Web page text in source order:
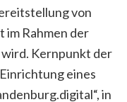
von
im Rahmen der
Kernpunkt der
eines
in